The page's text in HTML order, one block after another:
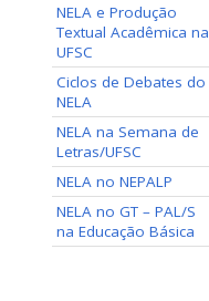
NELA e Produção
Textual Acadêmica na
UFSC
Ciclos de Debates do
NELA
NELA na Semana de
Letras/UFSC
NELA no NEPALP
NELA no GT – PAL/S
na Educação Básica